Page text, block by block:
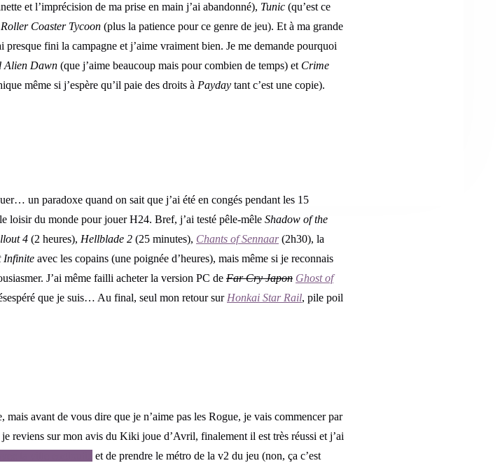
et l’imprécision de ma prise en main j’ai abandonné), Tunic (qu’est ce
Roller Coaster Tycoon (plus la patience pour ce genre de jeu). Et à ma grande
presque fini la campagne et j’aime vraiment bien. Je me demande pourquoi
Alien Dawn (que j’aime beaucoup mais pour combien de temps) et Crime
même si j’espère qu’il paie des droits à Payday tant c’est une copie).
un paradoxe quand on sait que j’ai été en congés pendant les 15
loisir du monde pour jouer H24. Bref, j’ai testé pêle-mêle Shadow of the
4 (2 heures), Hellblade 2 (25 minutes), Chants of Sennaar(2h30), la
Infinite avec les copains (une poignée d’heures), mais même si je reconnais
J’ai même failli acheter la version PC de Far Cry Japon Ghost of
que je suis… Au final, seul mon retour sur Honkai Star Rail, pile poil
mais avant de vous dire que je n’aime pas les Rogue, je vais commencer par
je reviens sur mon avis du Kiki joue d’Avril, finalement il est très réussi et j’ai
et de prendre le métro de la v2 du jeu (non, ça c’est